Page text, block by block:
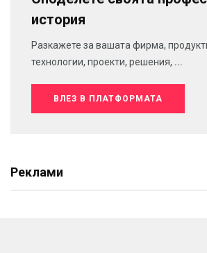
история
Разкажете за вашата фирма,
технологии, проекти, решения, ...
ВЛЕЗ В ПЛАТФОРМАТА
Реклами